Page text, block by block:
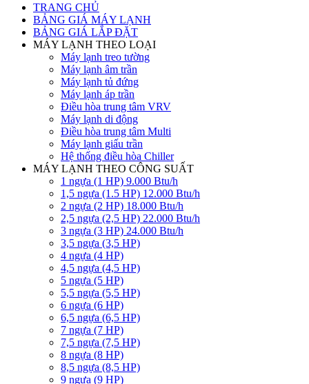
TRANG CHỦ
BẢNG GIÁ MÁY LẠNH
BẢNG GIÁ LẮP ĐẶT
MÁY LẠNH THEO LOẠI
Máy lạnh treo tường
Máy lạnh âm trần
Máy lạnh tủ đứng
Máy lạnh áp trần
Điều hòa trung tâm VRV
Máy lạnh di động
Điều hòa trung tâm Multi
Máy lạnh giấu trần
Hệ thống điều hòa Chiller
MÁY LẠNH THEO CÔNG SUẤT
1 ngựa (1 HP) 9.000 Btu/h
1,5 ngựa (1.5 HP) 12.000 Btu/h
2 ngựa (2 HP) 18.000 Btu/h
2,5 ngựa (2,5 HP) 22.000 Btu/h
3 ngựa (3 HP) 24.000 Btu/h
3,5 ngựa (3,5 HP)
4 ngựa (4 HP)
4,5 ngựa (4,5 HP)
5 ngựa (5 HP)
5,5 ngựa (5,5 HP)
6 ngựa (6 HP)
6,5 ngựa (6,5 HP)
7 ngựa (7 HP)
7,5 ngựa (7,5 HP)
8 ngựa (8 HP)
8,5 ngựa (8,5 HP)
9 ngựa (9 HP)